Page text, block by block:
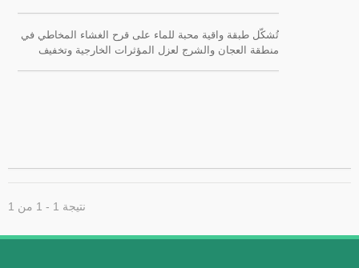
تُشكّل طبقة واقية محبة للماء على قرح الغشاء المخاطي في
منطقة العجان والشرج لعزل المؤثرات الخارجية وتخفيف
نتيجة 1 - 1 من 1